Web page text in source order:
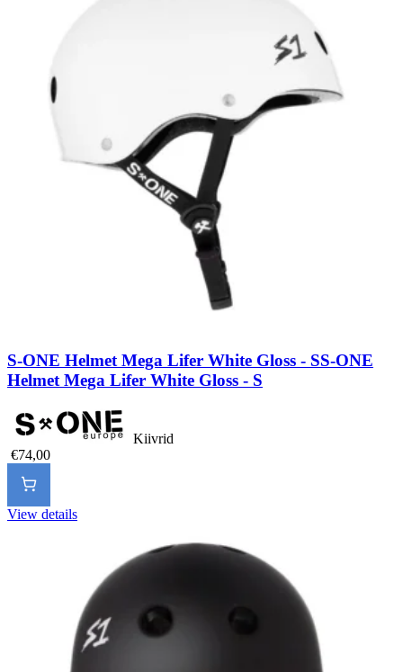
S-ONE Helmet Mega Lifer White Gloss - SS-ONE
Helmet Mega Lifer White Gloss - S
Kiivrid
€74,00
View details